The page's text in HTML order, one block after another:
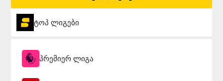
ტოპ ლიგები
პრემიერ ლიგა